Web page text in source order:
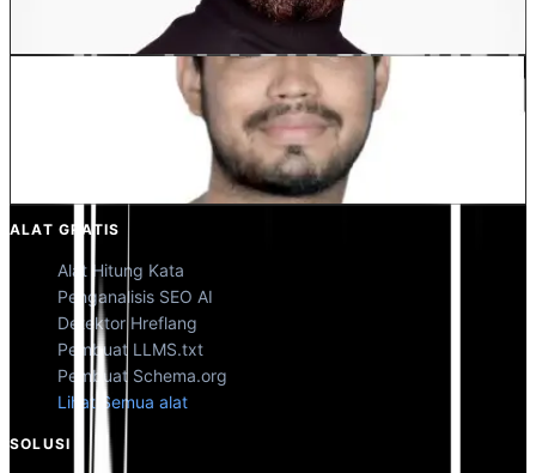
Co-Founder @MultiLipi
Kunal Singh Shekhawat
ALAT GRATIS
Alat Hitung Kata
Penganalisis SEO AI
Detektor Hreflang
Pembuat LLMS.txt
Pembuat Schema.org
Lihat Semua alat
SOLUSI